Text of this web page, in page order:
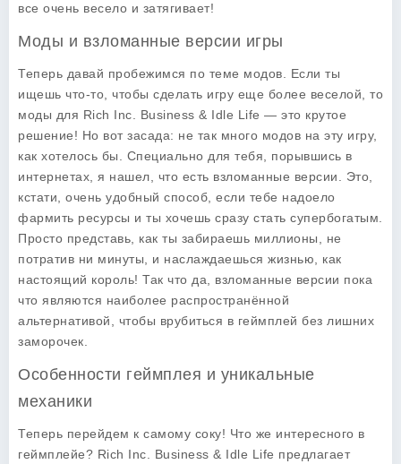
все очень весело и затягивает!
Моды и взломанные версии игры
Теперь давай пробежимся по теме модов. Если ты
ищешь что-то, чтобы сделать игру еще более веселой, то
моды для Rich Inc. Business & Idle Life — это крутое
решение! Но вот засада: не так много модов на эту игру,
как хотелось бы. Специально для тебя, порывшись в
интернетах, я нашел, что есть взломанные версии. Это,
кстати, очень удобный способ, если тебе надоело
фармить ресурсы и ты хочешь сразу стать супербогатым.
Просто представь, как ты забираешь миллионы, не
потратив ни минуты, и наслаждаешься жизнью, как
настоящий король! Так что да, взломанные версии пока
что являются наиболее распространённой
альтернативой, чтобы врубиться в геймплей без лишних
заморочек.
Особенности геймплея и уникальные
механики
Теперь перейдем к самому соку! Что же интересного в
геймплейе? Rich Inc. Business & Idle Life предлагает